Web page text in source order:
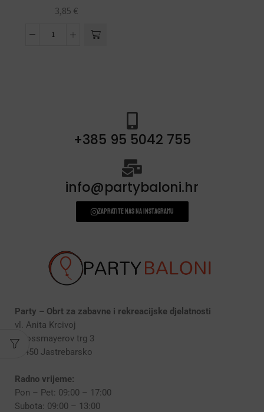
3,85 €
+385 95 5042 755
info@partybaloni.hr
Zapratite nas na instagramu
Party – Obrt za zabavne i rekreacijske djelatnosti
vl. Anita Krcivoj
Strossmayerov trg 3
10450 Jastrebarsko
Radno vrijeme:
Pon – Pet: 09:00 – 17:00
Subota: 09:00 – 13:00